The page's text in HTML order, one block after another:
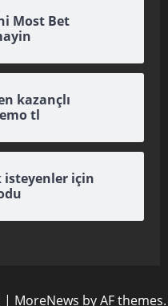
Most Bet
kazançlı
tl
isteyenler için
| MoreNews by AF themes.